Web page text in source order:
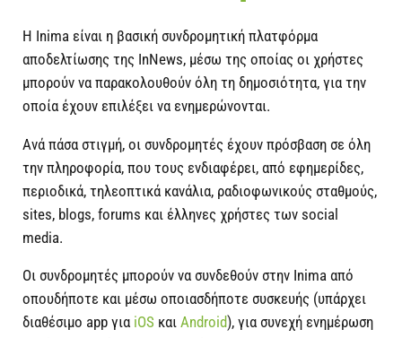
Η Inima είναι η βασική συνδρομητική πλατφόρμα
αποδελτίωσης της InNews, μέσω της οποίας οι χρήστες
μπορούν να παρακολουθούν όλη τη δημοσιότητα, για την
οποία έχουν επιλέξει να ενημερώνονται.
Ανά πάσα στιγμή, οι συνδρομητές έχουν πρόσβαση σε όλη
την πληροφορία, που τους ενδιαφέρει, από εφημερίδες,
περιοδικά, τηλεοπτικά κανάλια, ραδιοφωνικούς σταθμούς,
sites, blogs, forums και έλληνες χρήστες των social
media.
Οι συνδρομητές μπορούν να συνδεθούν στην Inima από
οπουδήποτε και μέσω οποιασδήποτε συσκευής (υπάρχει
διαθέσιμο app για iOS και Android), για συνεχή ενημέρωση